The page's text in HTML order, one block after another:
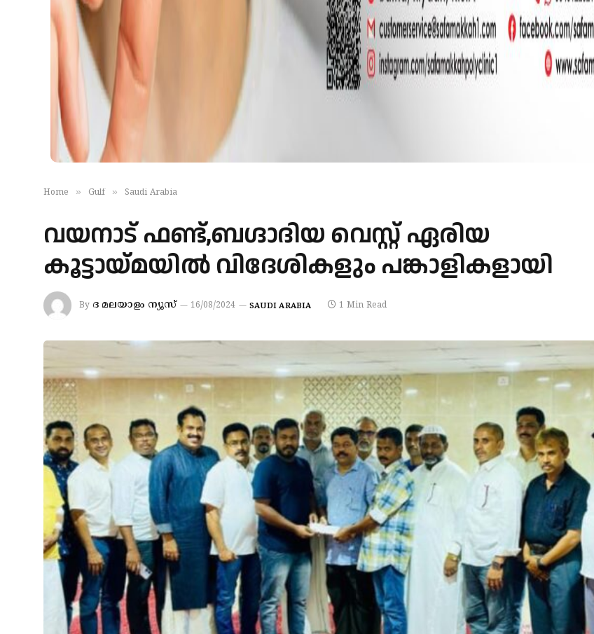
Home » Gulf » Saudi Arabia
വയനാട് ഫണ്ട്,ബഗ്ദാദിയ വെസ്റ്റ് ഏരിയ
കൂട്ടായ്മയിൽ വിദേശികളും പങ്കാളികളായി
By ദ മലയാളം ന്യൂസ് 16/08/2024 SAUDI ARABIA 1 Min Read